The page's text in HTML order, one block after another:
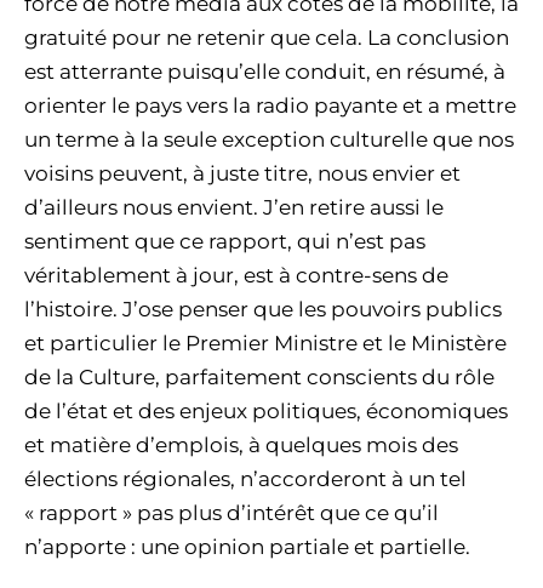
gratuité pour ne retenir que cela. La conclusion
est atterrante puisqu’elle conduit, en résumé, à
orienter le pays vers la radio payante et a mettre
un terme à la seule exception culturelle que nos
voisins peuvent, à juste titre, nous envier et
d’ailleurs nous envient. J’en retire aussi le
sentiment que ce rapport, qui n’est pas
véritablement à jour, est à contre-sens de
l’histoire. J’ose penser que les pouvoirs publics
et particulier le Premier Ministre et le Ministère
de la Culture, parfaitement conscients du rôle
de l’état et des enjeux politiques, économiques
et matière d’emplois, à quelques mois des
élections régionales, n’accorderont à un tel
« rapport » pas plus d’intérêt que ce qu’il
n’apporte : une opinion partiale et partielle.